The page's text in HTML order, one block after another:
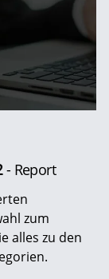
- Report
zum
alles zu den